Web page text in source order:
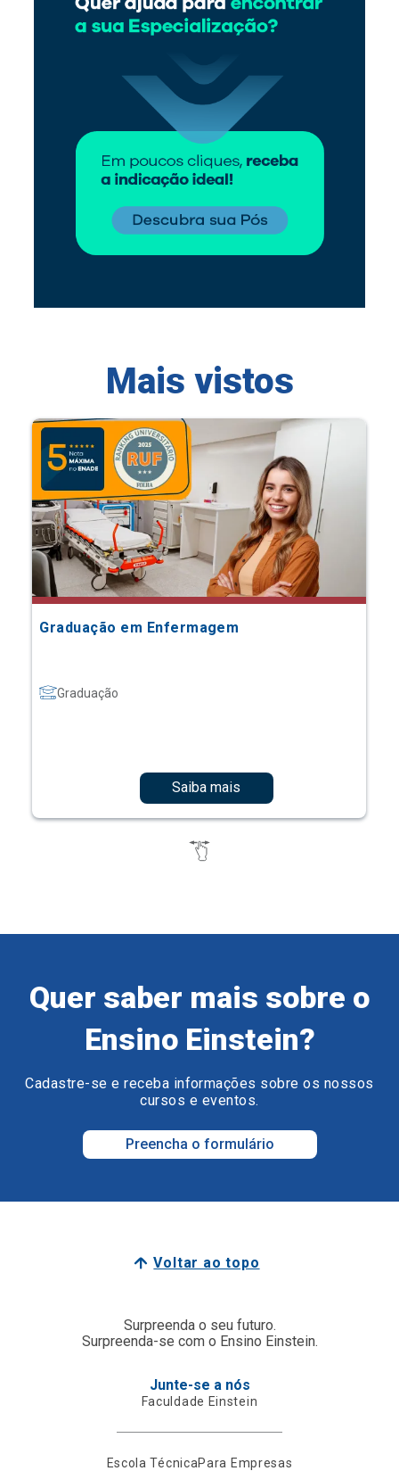
Mais vistos
Graduação em Enfermagem
Graduação
Saiba mais
Quer saber mais sobre o
Ensino Einstein?
Cadastre-se e receba informações sobre os nossos
cursos e eventos.
Preencha o formulário
Voltar ao topo
Surpreenda o seu futuro.
Surpreenda-se com o Ensino Einstein.
Junte-se a nós
Faculdade Einstein
Escola TécnicaPara Empresas